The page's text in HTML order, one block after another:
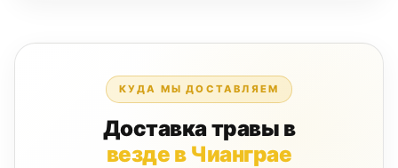
КУДА МЫ ДОСТАВЛЯЕМ
Доставка травы в
везде в Чианграе